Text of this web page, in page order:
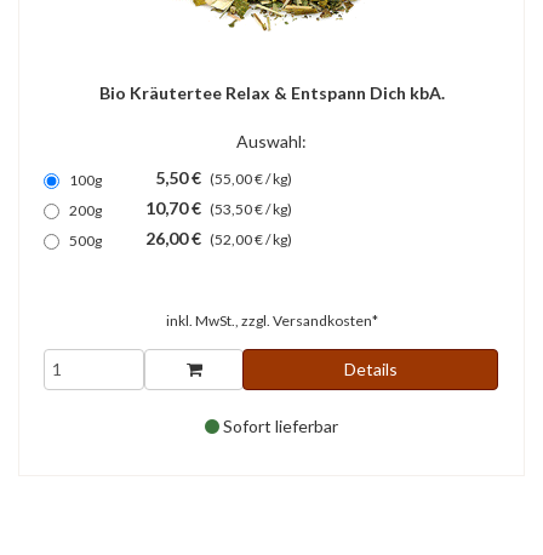
Bio Kräutertee Relax & Entspann Dich kbA.
Auswahl:
100g 5,50 € (55,00 € / kg)
200g
10,70 € (53,50 € / kg)
500g
26,00 € (52,00 € / kg)
inkl. MwSt., zzgl. Versandkosten*
Details
Sofort lieferbar